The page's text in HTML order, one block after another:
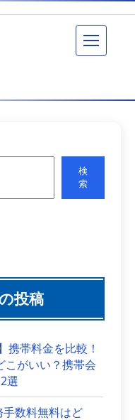
メニュー
検
索
投稿
携帯料金を比較！
こがいい？携帯会
選
数料無料はど